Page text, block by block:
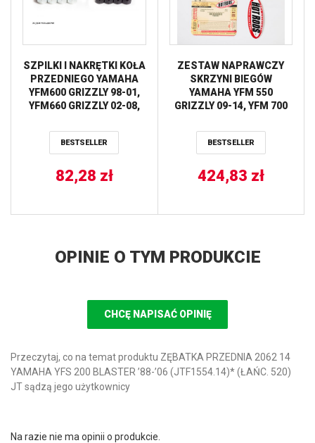
SZPILKI I NAKRĘTKI KOŁA
PRZEDNIEGO YAMAHA
YFM600 GRIZZLY 98-01,
YFM660 GRIZZLY 02-08,
YFM660 GRIZZLY 02-08
ALL BALLS
BESTSELLER
82,28 zł
ZESTAW NAPRAWCZY
SKRZYNI BIEGÓW
YAMAHA YFM 550
GRIZZLY 09-14, YFM 700
GRIZZLY 07-15 HOT RODS
BESTSELLER
424,83 zł
OPINIE O TYM PRODUKCIE
CHCĘ NAPISAĆ OPINIĘ
Przeczytaj, co na temat produktu ZĘBATKA PRZEDNIA 2062 14
YAMAHA YFS 200 BLASTER ’88-’06 (JTF1554.14)* (ŁAŃC. 520)
JT sądzą jego użytkownicy
Na razie nie ma opinii o produkcie.